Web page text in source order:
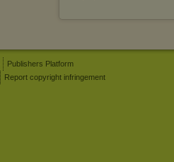
Publishers Platform
Report copyright infringement